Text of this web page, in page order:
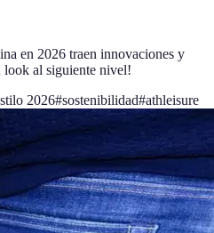
en 2026 traen innovaciones y
look al siguiente nivel!
2026#sostenibilidad#athleisure